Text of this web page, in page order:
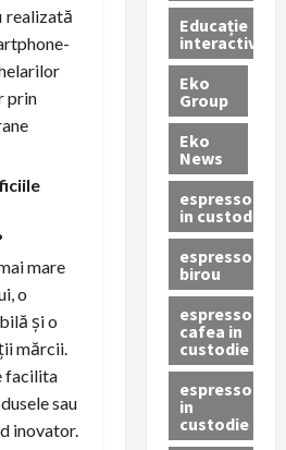
realizată
prin
mare
o
și o
mărcii.
facilita
sau
inovator.
Educație
interactivă
Eko
Group
Eko
News
espressoare
in custodie
espressor
birou
espressor
cafea in
custodie
espressor
in
custodie